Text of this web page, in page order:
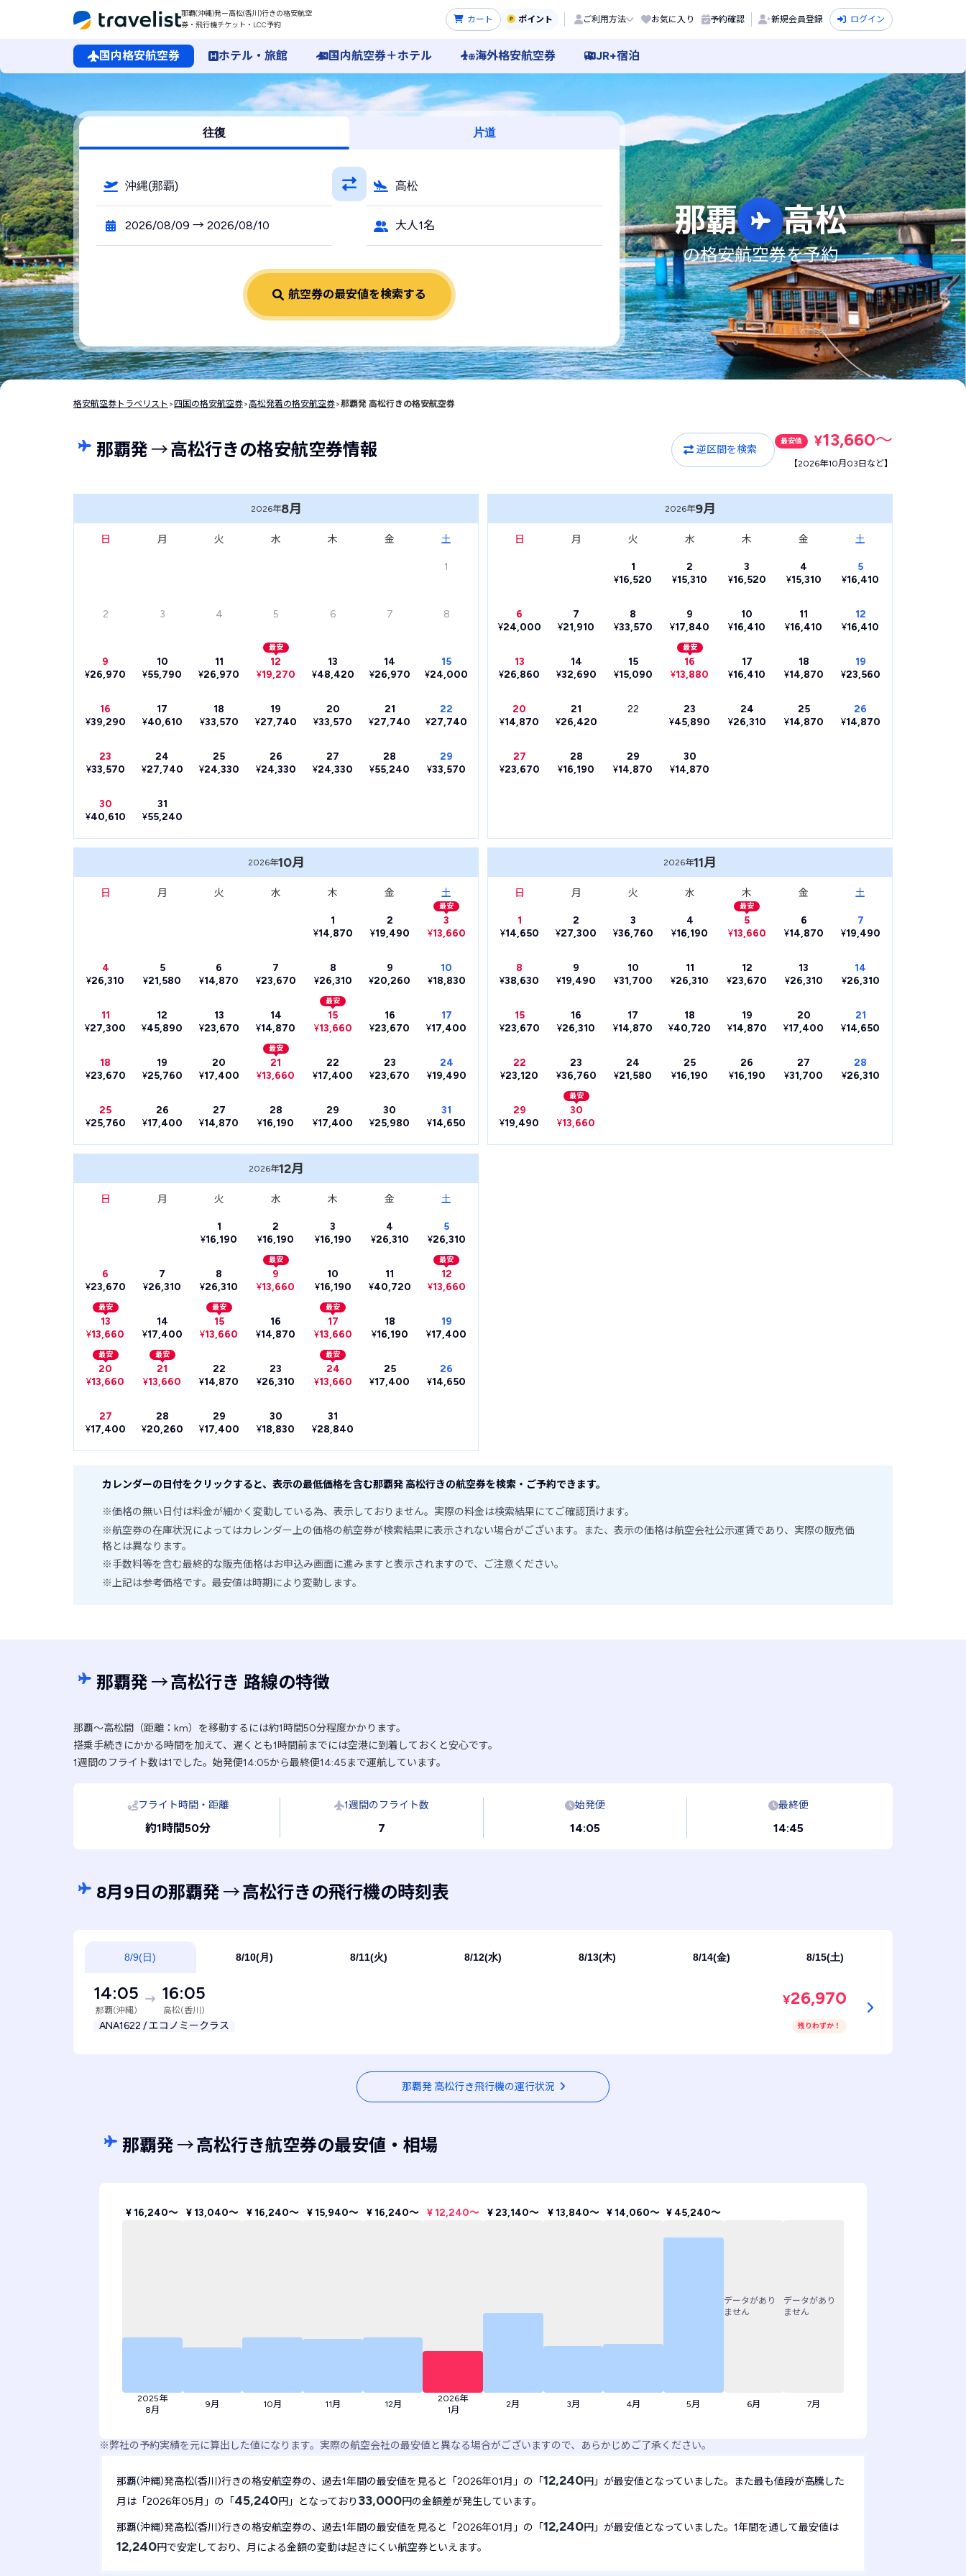
那覇(沖縄)発ー高松(香川)行きの格安航空
券・飛行機チケット・LCC予約
カート ポイント ご利用方法 お気に入り 予約確認 新規会員登録 ログイン
国内格安航空券 ホテル・旅館 国内航空券＋ホテル 海外格安航空券
JR+宿泊
那覇（沖縄）空港発→高松（香川）空港行きの格安航空券・飛行機・LCC予約
往復 片道
沖縄(那覇) 高松
2026/08/09 → 2026/08/10 大人1名
航空券の最安値を検索する
那覇 高松
の格安航空券を予約
格安航空券トラベリスト > 四国の格安航空券>高松発着の格安航空券>那覇発 高松行きの格安航空券
那覇発 →高松行きの格安航空券情報 逆区間を検索
最安値 ¥13,660〜
【2026年10月03日など】
2026年8月
日 月 火 水 木 金 土
1
2 3 4 5 6 7 8
9
¥26,970
10
¥55,790
11
¥26,970
最安
12
¥19,270
13
¥48,420
14
¥26,970
15
¥24,000
16
¥39,290
17
¥40,610
18
¥33,570
19
¥27,740
20
¥33,570
21
¥27,740
22
¥27,740
23
¥33,570
24
¥27,740
25
¥24,330
26
¥24,330
27
¥24,330
28
¥55,240
29
¥33,570
30
¥40,610
31
¥55,240
2026年9月
日 月 火 水 木 金 土
1
¥16,520
2
¥15,310
3
¥16,520
4
¥15,310
5
¥16,410
6
¥24,000
7
¥21,910
8
¥33,570
9
¥17,840
10
¥16,410
11
¥16,410
12
¥16,410
13
¥26,860
14
¥32,690
15
¥15,090
最安
16
¥13,880
17
¥16,410
18
¥14,870
19
¥23,560
20
¥14,870
21
¥26,420
22
23
¥45,890
24
¥26,310
25
¥14,870
26
¥14,870
27
¥23,670
28
¥16,190
29
¥14,870
30
¥14,870
2026年10月
日 月 火 水 木 金 土
1
¥14,870
2
¥19,490
最安
3
¥13,660
4
¥26,310
5
¥21,580
6
¥14,870
7
¥23,670
8
¥26,310
9
¥20,260
10
¥18,830
11
¥27,300
12
¥45,890
13
¥23,670
14
¥14,870
最安
15
¥13,660
16
¥23,670
17
¥17,400
18
¥23,670
19
¥25,760
20
¥17,400
最安
21
¥13,660
22
¥17,400
23
¥23,670
24
¥19,490
25
¥25,760
26
¥17,400
27
¥14,870
28
¥16,190
29
¥17,400
30
¥25,980
31
¥14,650
2026年11月
日 月 火 水 木 金 土
1
¥14,650
2
¥27,300
3
¥36,760
4
¥16,190
最安
5
¥13,660
6
¥14,870
7
¥19,490
8
¥38,630
9
¥19,490
10
¥31,700
11
¥26,310
12
¥23,670
13
¥26,310
14
¥26,310
15
¥23,670
16
¥26,310
17
¥14,870
18
¥40,720
19
¥14,870
20
¥17,400
21
¥14,650
22
¥23,120
23
¥36,760
24
¥21,580
25
¥16,190
26
¥16,190
27
¥31,700
28
¥26,310
29
¥19,490
最安
30
¥13,660
2026年12月
日 月 火 水 木 金 土
1
¥16,190
2
¥16,190
3
¥16,190
4
¥26,310
5
¥26,310
6
¥23,670
7
¥26,310
8
¥26,310
最安
9
¥13,660
10
¥16,190
11
¥40,720
最安
12
¥13,660
最安
13
¥13,660
14
¥17,400
最安
15
¥13,660
16
¥14,870
最安
17
¥13,660
18
¥16,190
19
¥17,400
最安
20
¥13,660
最安
21
¥13,660
22
¥14,870
23
¥26,310
最安
24
¥13,660
25
¥17,400
26
¥14,650
27
¥17,400
28
¥20,260
29
¥17,400
30
¥18,830
31
¥28,840
カレンダーの日付をクリックすると、表示の最低価格を含む那覇発 高松行きの航空券を検索・ご予約できます。
※価格の無い日付は料金が細かく変動している為、表示しておりません。実際の料金は検索結果にてご確認頂けます。
※航空券の在庫状況によってはカレンダー上の価格の航空券が検索結果に表示されない場合がございます。また、表示の価格は航空会社公示運賃であり、実際の販売価
格とは異なります。
※手数料等を含む最終的な販売価格はお申込み画面に進みますと表示されますので、ご注意ください。
※上記は参考価格です。最安値は時期により変動します。
那覇発 →高松行き 路線の特徴
那覇〜高松間（距離：km）を移動するには約1時間50分程度かかります。
搭乗手続きにかかる時間を加えて、遅くとも1時間前までには空港に到着しておくと安心です。
1週間のフライト数は1でした。始発便14:05から最終便14:45まで運航しています。
フライト時間・距離
約1時間50分
1週間のフライト数
7
始発便
14:05
最終便
14:45
8月9日の那覇発 →高松行きの飛行機の時刻表
8/9(日) 8/10(月) 8/11(火) 8/12(水) 8/13(木) 8/14(金) 8/15(土)
14:05
那覇(沖縄)
16:05
高松(香川)
ANA1622 / エコノミークラス
¥26,970
残りわずか！
那覇発 高松行き飛行機の運行状況
那覇発 →高松行き航空券の最安値・相場
2025年
8月
¥ 16,240〜
9月
¥ 13,040〜
10月
¥ 16,240〜
11月
¥ 15,940〜
12月
¥ 16,240〜
2026年
1月
¥ 12,240〜
2月
¥ 23,140〜
3月
¥ 13,840〜
4月
¥ 14,060〜
5月
¥ 45,240〜
6月
データがあり
ません
7月
データがあり
ません
※弊社の予約実績を元に算出した値になります。実際の航空会社の最安値と異なる場合がございますので、あらかじめご了承ください。
那覇(沖縄)発高松(香川)行きの格安航空券の、過去1年間の最安値を見ると「2026年01月」の「 12,240円」が最安値となっていました。また最も値段が高騰した
月は「2026年05月」の「 45,240円」となっており 33,000円の金額差が発生しています。
那覇(沖縄)発高松(香川)行きの格安航空券の、過去1年間の最安値を見ると「2026年01月」の「 12,240円」が最安値となっていました。1年間を通して最安値は
12,240円で安定しており、月による金額の変動は起きにくい航空券といえます。